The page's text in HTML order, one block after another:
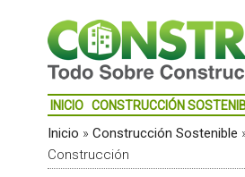
INICIO CONSTRUCCIÓN
Inicio » Construcción Sostenible
Construcción